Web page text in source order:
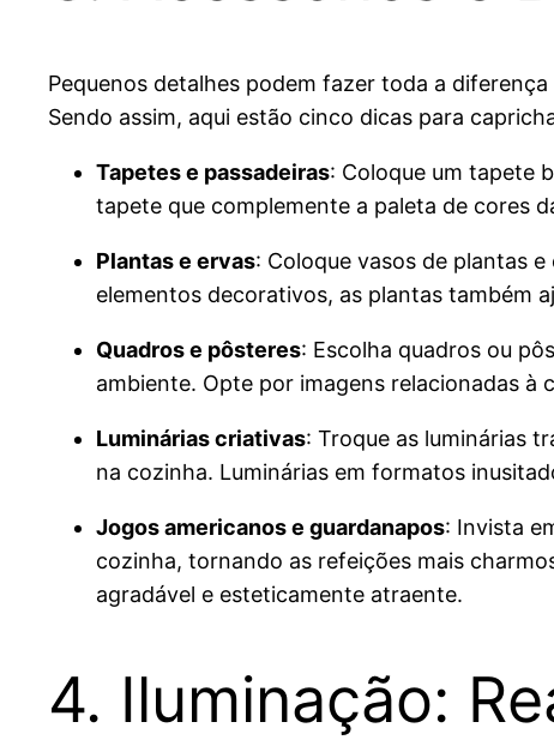
Pequenos detalhes podem fazer toda a
Sendo assim, aqui estão cinco dicas para
Tapetes e passadeiras: Coloque um tapete
tapete que complemente a paleta de cores
Plantas e ervas: Coloque vasos de plantas
elementos decorativos, as plantas também
Quadros e pôsteres: Escolha quadros ou
ambiente. Opte por imagens relacionadas à
Luminárias criativas: Troque as luminárias
na cozinha. Luminárias em formatos
Jogos americanos e guardanapos: Invista
cozinha, tornando as refeições mais
agradável e esteticamente atraente.
4. Iluminação: